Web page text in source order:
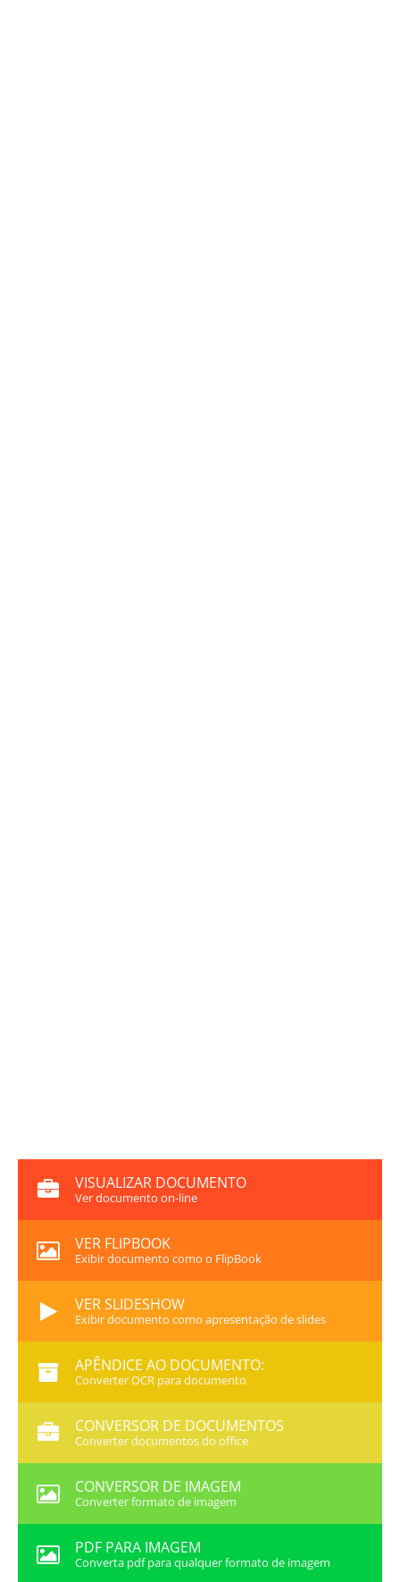
VISUALIZAR DOCUMENTO
Ver documento on-line
VER FLIPBOOK
Exibir documento como o FlipBook
VER SLIDESHOW
Exibir documento como apresentação de slides
APÊNDICE AO DOCUMENTO:
Converter OCR para documento
CONVERSOR DE DOCUMENTOS
Converter documentos do office
CONVERSOR DE IMAGEM
Converter formato de imagem
PDF PARA IMAGEM
Converta pdf para qualquer formato de imagem